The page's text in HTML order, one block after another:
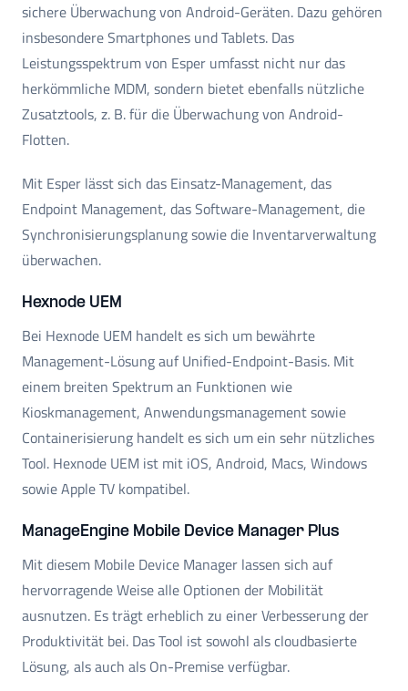
sichere Überwachung von Android-Geräten. Dazu gehören
insbesondere Smartphones und Tablets. Das
Leistungsspektrum von Esper umfasst nicht nur das
herkömmliche MDM, sondern bietet ebenfalls nützliche
Zusatztools, z. B. für die Überwachung von Android-
Flotten.
Mit Esper lässt sich das Einsatz-Management, das
Endpoint Management, das Software-Management, die
Synchronisierungsplanung sowie die Inventarverwaltung
überwachen.
Hexnode UEM
Bei Hexnode UEM handelt es sich um bewährte
Management-Lösung auf Unified-Endpoint-Basis. Mit
einem breiten Spektrum an Funktionen wie
Kioskmanagement, Anwendungsmanagement sowie
Containerisierung handelt es sich um ein sehr nützliches
Tool. Hexnode UEM ist mit iOS, Android, Macs, Windows
sowie Apple TV kompatibel.
ManageEngine Mobile Device Manager Plus
Mit diesem Mobile Device Manager lassen sich auf
hervorragende Weise alle Optionen der Mobilität
ausnutzen. Es trägt erheblich zu einer Verbesserung der
Produktivität bei. Das Tool ist sowohl als cloudbasierte
Lösung, als auch als On-Premise verfügbar.